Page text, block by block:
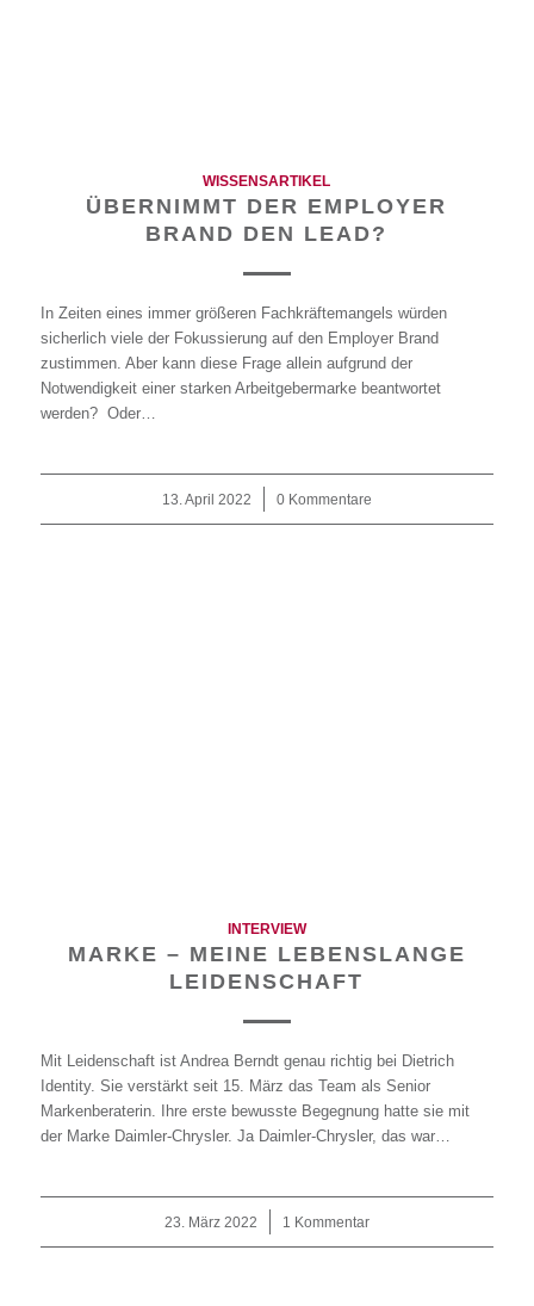
WISSENSARTIKEL
ÜBERNIMMT DER EMPLOYER
BRAND DEN LEAD?
In Zeiten eines immer größeren Fachkräftemangels würden
sicherlich viele der Fokussierung auf den Employer Brand
zustimmen. Aber kann diese Frage allein aufgrund der
Notwendigkeit einer starken Arbeitgebermarke beantwortet
werden? Oder…
13. April 2022
/ 0 Kommentare
INTERVIEW
MARKE – MEINE LEBENSLANGE
LEIDENSCHAFT
Mit Leidenschaft ist Andrea Berndt genau richtig bei Dietrich
Identity. Sie verstärkt seit 15. März das Team als Senior
Markenberaterin. Ihre erste bewusste Begegnung hatte sie mit
der Marke Daimler-Chrysler. Ja Daimler-Chrysler, das war…
23. März 2022
/ 1 Kommentar